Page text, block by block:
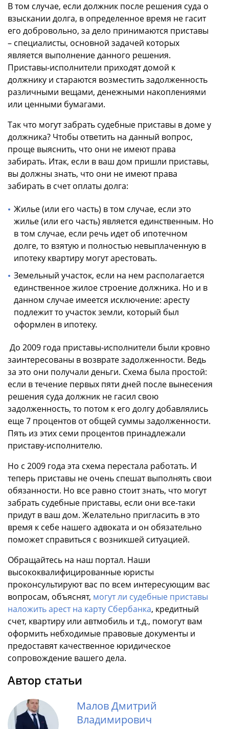
В том случае, если должник после решения суда о
взыскании долга, в определенное время не гасит
его добровольно, за дело принимаются приставы
– специалисты, основной задачей которых
является выполнение данного решения.
Приставы-исполнители приходят домой к
должнику и стараются возместить задолженность
различными вещами, денежными накоплениями
или ценными бумагами.
Так что могут забрать судебные приставы в доме у
должника? Чтобы ответить на данный вопрос,
проще выяснить, что они не имеют права
забирать. Итак, если в ваш дом пришли приставы,
вы должны знать, что они не имеют права
забирать в счет оплаты долга:
Жилье (или его часть) в том случае, если это
жилье (или его часть) является единственным. Но
в том случае, если речь идет об ипотечном
долге, то взятую и полностью невыплаченную в
ипотеку квартиру могут арестовать.
Земельный участок, если на нем располагается
единственное жилое строение должника. Но и в
данном случае имеется исключение: аресту
подлежит то участок земли, который был
оформлен в ипотеку.
До 2009 года приставы-исполнители были кровно
заинтересованы в возврате задолженности. Ведь
за это они получали деньги. Схема была простой:
если в течение первых пяти дней после вынесения
решения суда должник не гасил свою
задолженность, то потом к его долгу добавлялись
еще 7 процентов от общей суммы задолженности.
Пять из этих семи процентов принадлежали
приставу-исполнителю.
Но с 2009 года эта схема перестала работать. И
теперь приставы не очень спешат выполнять свои
обязанности. Но все равно стоит знать, что могут
забрать судебные приставы, если они все-таки
придут в ваш дом. Желательно пригласить в это
время к себе нашего адвоката и он обязательно
поможет справиться с возникшей ситуацией.
Обращайтесь на наш портал. Наши
высококвалифицированные юристы
проконсультируют вас по всем интересующим вас
вопросам, объяснят, могут ли судебные приставы
наложить арест на карту Сбербанка, кредитный
счет, квартиру или автмобиль и т.д., помогут вам
оформить небходимые правовые документы и
предоставят качественное юридическое
сопровождение вашего дела.
Автор статьи
Малов Дмитрий
Владимирович